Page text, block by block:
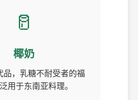
🥛
椰奶
品，乳糖不耐受者的福
用于东南亚料理。